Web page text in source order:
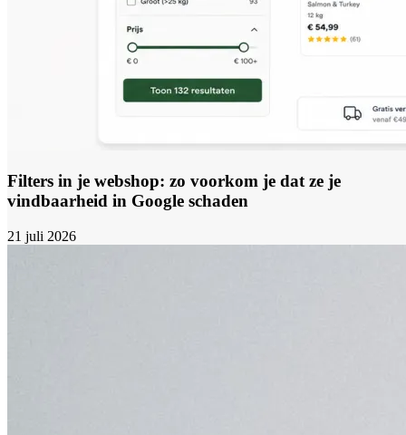
Filters in je webshop: zo voorkom je dat ze je
vindbaarheid in Google schaden
21 juli 2026